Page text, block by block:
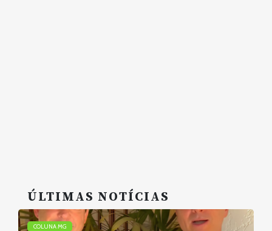
ÚLTIMAS NOTÍCIAS
COLUNA MG